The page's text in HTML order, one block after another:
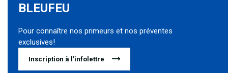
BLEUFEU
Pour connaître nos primeurs et nos préventes
exclusives!
Inscription à l’infolettre